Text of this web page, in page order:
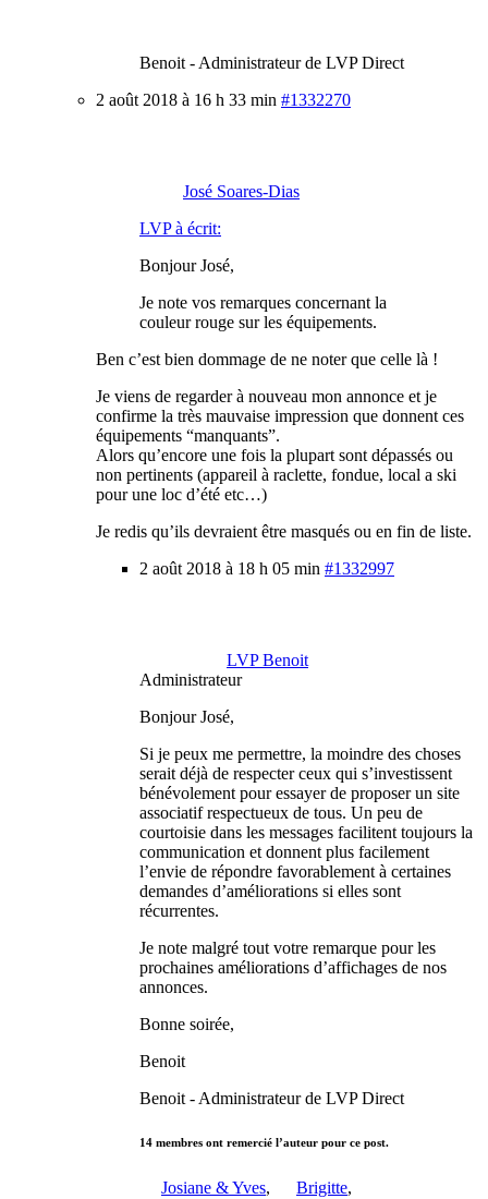
Benoit - Administrateur de LVP Direct
2 août 2018 à 16 h 33 min #1332270
José Soares-Dias
LVP à écrit:
Bonjour José,
Je note vos remarques concernant la
couleur rouge sur les équipements.
Ben c’est bien dommage de ne noter que celle là !
Je viens de regarder à nouveau mon annonce et je
confirme la très mauvaise impression que donnent ces
équipements “manquants”.
Alors qu’encore une fois la plupart sont dépassés ou
non pertinents (appareil à raclette, fondue, local a ski
pour une loc d’été etc…)
Je redis qu’ils devraient être masqués ou en fin de liste.
2 août 2018 à 18 h 05 min #1332997
LVP Benoit
Administrateur
Bonjour José,
Si je peux me permettre, la moindre des choses
serait déjà de respecter ceux qui s’investissent
bénévolement pour essayer de proposer un site
associatif respectueux de tous. Un peu de
courtoisie dans les messages facilitent toujours la
communication et donnent plus facilement
l’envie de répondre favorablement à certaines
demandes d’améliorations si elles sont
récurrentes.
Je note malgré tout votre remarque pour les
prochaines améliorations d’affichages de nos
annonces.
Bonne soirée,
Benoit
Benoit - Administrateur de LVP Direct
14 membres ont remercié l’auteur pour ce post.
Josiane & Yves, Brigitte,